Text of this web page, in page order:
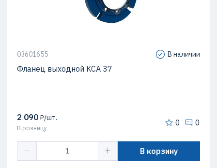
03601655 В наличии
Фланец выходной KCA 37
2 090₽/шт.
В розницу
0 0
В корзину